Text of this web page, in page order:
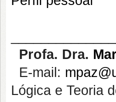
Profa. Dra.
E-mail:
Lógica e Teoria